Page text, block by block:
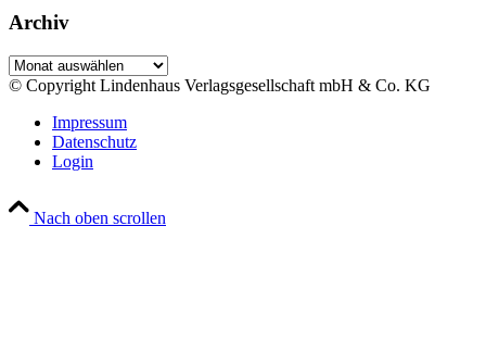
Archiv
Archiv
© Copyright Lindenhaus Verlagsgesellschaft mbH & Co. KG
Impressum
Datenschutz
Login
Nach oben scrollen